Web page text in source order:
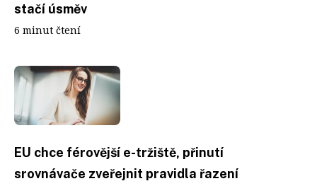
stačí úsměv
6 minut čtení
EU chce férovější e-tržiště, přinutí
srovnávače zveřejnit pravidla řazení